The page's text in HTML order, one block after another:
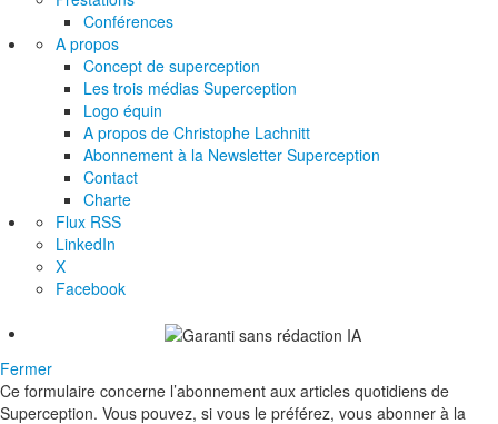
Conférences
A propos
Concept de superception
Les trois médias Superception
Logo équin
A propos de Christophe Lachnitt
Abonnement à la Newsletter Superception
Contact
Charte
Flux RSS
LinkedIn
X
Facebook
Fermer
Ce formulaire concerne l’abonnement aux articles quotidiens de
Superception. Vous pouvez, si vous le préférez, vous abonner à la